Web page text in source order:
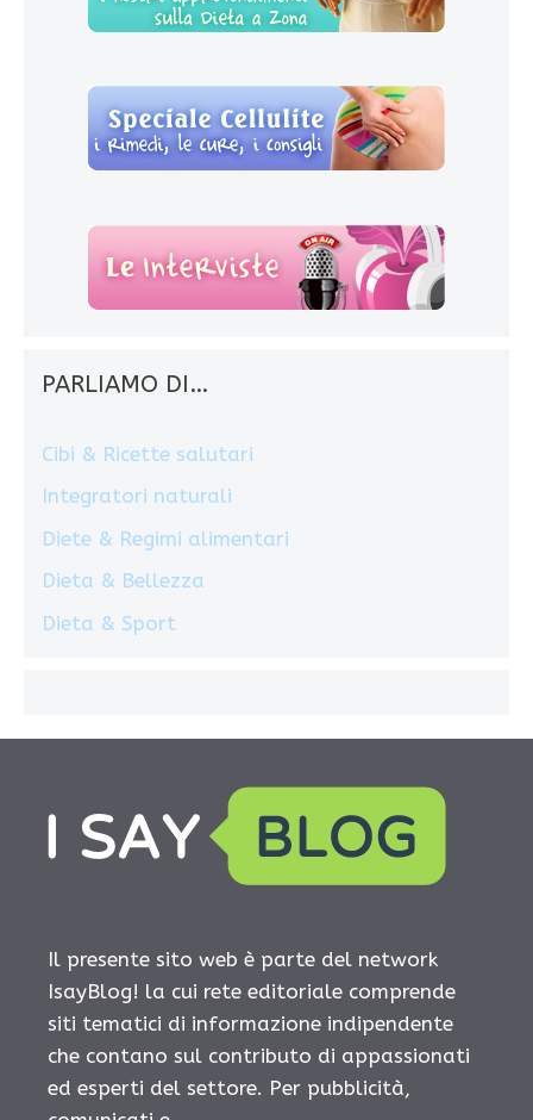
PARLIAMO DI…
Cibi & Ricette salutari
Integratori naturali
Diete & Regimi alimentari
Dieta & Bellezza
Dieta & Sport
Il presente sito web è parte del network
IsayBlog! la cui rete editoriale comprende
siti tematici di informazione indipendente
che contano sul contributo di appassionati
ed esperti del settore. Per pubblicità,